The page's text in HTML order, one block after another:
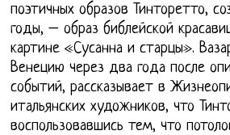
поэтичных образов Тинторетто,
годы, – образ библейской
картине «Сусанна и старцы».
Венецию через два года после
событий, рассказывает в
итальянских художников, что
воспользовавшись тем, что